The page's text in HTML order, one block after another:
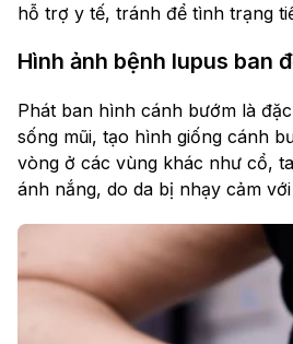
hỗ trợ y tế, tránh để tình trạng
Hình ảnh bệnh lupus ban
Phát ban hình cánh bướm là
sống mũi, tạo hình giống cánh
vòng ở các vùng khác như cổ,
ánh nắng, do da bị nhạy cảm